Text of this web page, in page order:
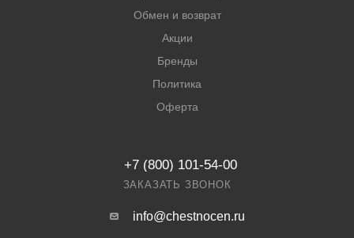
Обмен и возврат
Акции
Бренды
Политика
Оферта
+7 (800) 101-54-00
ЗАКАЗАТЬ ЗВОНОК
info@chestnocen.ru